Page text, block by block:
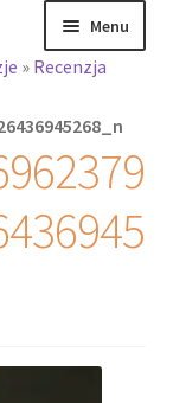
Menu
» Recenzja